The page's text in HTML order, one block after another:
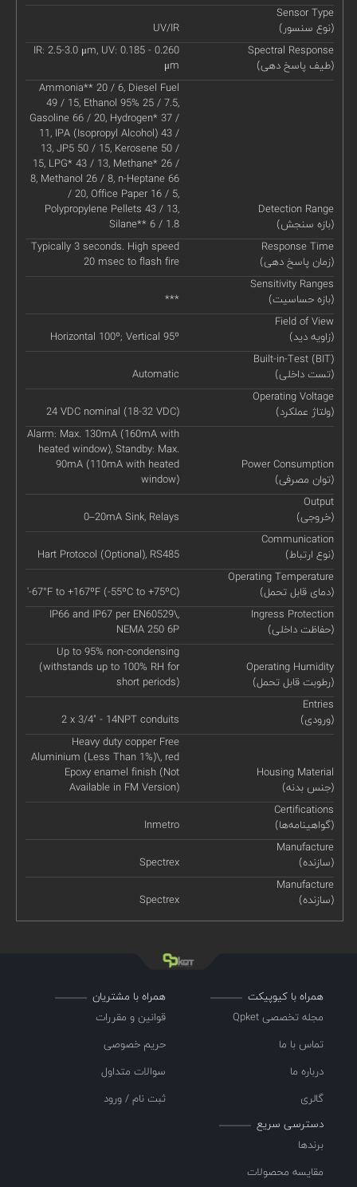
Sensor Type
(نوع سنسور)
UV/IR
Spectral Response
(طیف پاسخ دهی)
IR: 2.5-3.0 μm, UV: 0.185 - 0.260
μm
Detection Range
(بازه سنجش)
Ammonia** 20 / 6, Diesel Fuel
49 / 15, Ethanol 95% 25 / 7.5,
Gasoline 66 / 20, Hydrogen* 37 /
11, IPA (Isopropyl Alcohol) 43 /
13, JP5 50 / 15, Kerosene 50 /
15, LPG* 43 / 13, Methane* 26 /
8, Methanol 26 / 8, n-Heptane 66
/ 20, Office Paper 16 / 5,
Polypropylene Pellets 43 / 13,
Silane** 6 / 1.8
Response Time
(زمان پاسخ دهی)
Typically 3 seconds. High speed
20 msec to flash fire
Sensitivity Ranges
(بازه حساسیت)
***
Field of View
(زاویه دید)
Horizontal 100º; Vertical 95º
Built-in-Test (BIT)
(تست داخلی)
Automatic
Operating Voltage
(ولتاژ عملکرد)
24 VDC nominal (18-32 VDC)
Power Consumption
(توان مصرفی)
Alarm: Max. 130mA (160mA with
heated window), Standby: Max.
90mA (110mA with heated
window)
Output
(خروجی)
0–20mA Sink, Relays
Communication
(نوع ارتباط)
Hart Protocol (Optional), RS485
Operating Temperature
(دمای قابل تحمل)
'-67°F to +167ºF (-55ºC to +75ºC)
Ingress Protection
(حفاظت داخلی)
IP66 and IP67 per EN60529\,
NEMA 250 6P
Operating Humidity
(رطوبت قابل تحمل)
Up to 95% non-condensing
(withstands up to 100% RH for
short periods)
Entries
(ورودی)
2 x 3/4" - 14NPT conduits
Housing Material
(جنس بدنه)
Heavy duty copper Free
Aluminium (Less Than 1%)\, red
Epoxy enamel finish (Not
Available in FM Version)
Certifications
(گواهینامه‌ها)
Inmetro
Manufacture
(سازنده)
Spectrex
Manufacture
(سازنده)
Spectrex
همراه با کیوپیکت
مجله تخصصی Qpket
تماس با ما
درباره ما
گالری
همراه با مشتریان
قوانین و مقررات
حریم خصوصی
سوالات متداول
ثبت نام / ورود
دسترسی سریع
برندها
مقایسه محصولات